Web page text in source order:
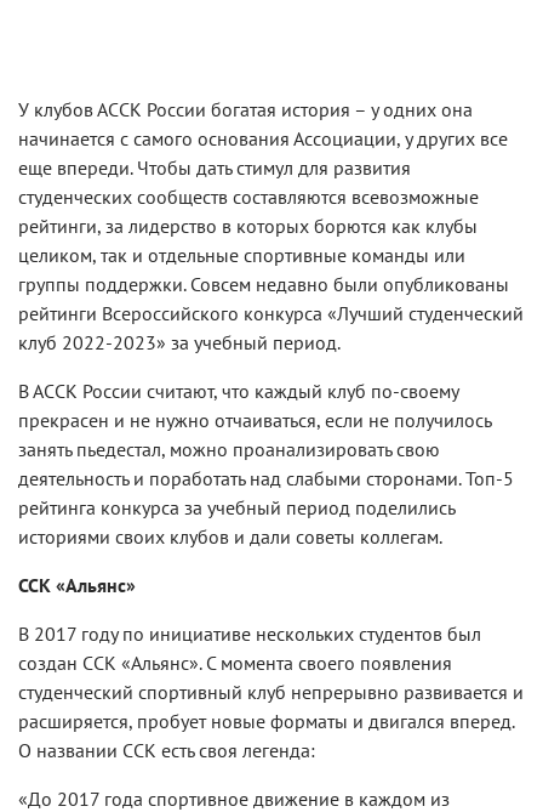
У клубов АССК России богатая история – у одних она
начинается с самого основания Ассоциации, у других все
еще впереди. Чтобы дать стимул для развития
студенческих сообществ составляются всевозможные
рейтинги, за лидерство в которых борются как клубы
целиком, так и отдельные спортивные команды или
группы поддержки. Совсем недавно были опубликованы
рейтинги Всероссийского конкурса «Лучший студенческий
клуб 2022-2023» за учебный период.
В АССК России считают, что каждый клуб по-своему
прекрасен и не нужно отчаиваться, если не получилось
занять пьедестал, можно проанализировать свою
деятельность и поработать над слабыми сторонами. Топ-5
рейтинга конкурса за учебный период поделились
историями своих клубов и дали советы коллегам.
ССК «Альянс»
В 2017 году по инициативе нескольких студентов был
создан ССК «Альянс». С момента своего появления
студенческий спортивный клуб непрерывно развивается и
расширяется, пробует новые форматы и двигался вперед.
О названии ССК есть своя легенда:
«До 2017 года спортивное движение в каждом из